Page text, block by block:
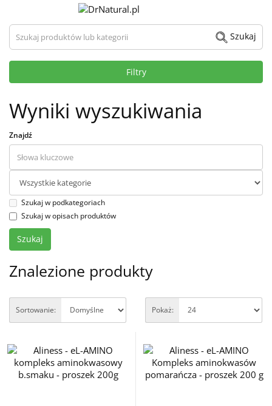
Szukaj produktów lub kategorii Szukaj
Filtry
Wyniki wyszukiwania
Znajdź
Szukaj w podkategoriach
Szukaj w opisach produktów
Znalezione produkty
Sortowanie: Pokaż: